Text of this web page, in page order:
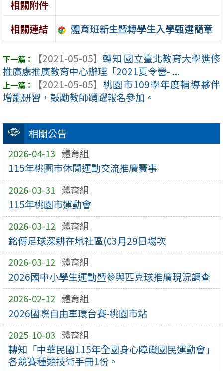
相關公告
2026-04-13 體育組
115年桃園市休閒運動交流推廣賽事
2026-03-31 體育組
115年桃園市運動會
2026-03-12 體育組
銘傳足球深耕在地社區(03月29日場次
2026-03-12 體育組
2026國中小學生運動暨參與匹克球推廣現況調查
2026-02-12 體育組
2026國際自由車環台賽-桃園市站
2025-10-03 體育組
轉知「中華民國115年全國身心障礙國民運動會」
各競賽種類技術手冊1份。
相關附件
相關連結
體育班新生暨轉學生入學甄選簡章
【2021-05-05】 轉知 國立臺北教育大學進修
推廣處推廣教育中心辦理「2021夏令營- ...
【2021-05-05】 桃園市109學年度輔導夥伴
增能研習，鼓勵教師踴躍報名參加。